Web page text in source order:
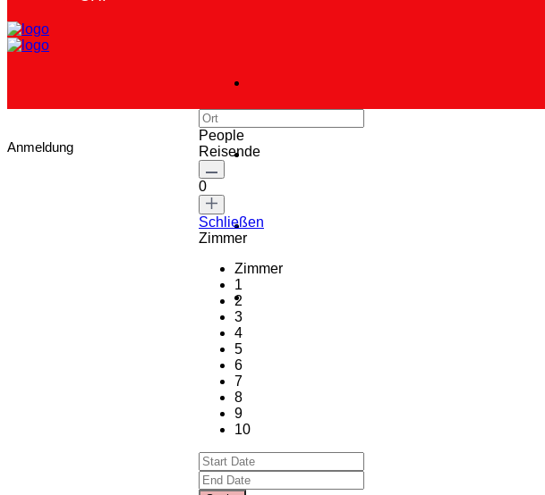
Anmeldung
People
Reisende
0
Schließen
Zimmer
Zimmer
1
2
3
4
5
6
7
8
9
10